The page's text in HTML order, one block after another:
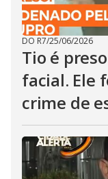
DO R7/25/06/2026
Tio é
facial. Ele
crime de